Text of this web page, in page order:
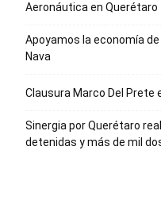
Aeronáutica en Querétaro
Apoyamos la economía
Nava
Clausura Marco Del Prete
Sinergia por Querétaro
detenidas y más de mil